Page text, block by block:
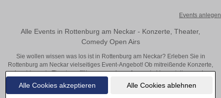
Alle Cookies akzeptieren Alle Cookies ablehnen
Events anlegen
Alle Events in Rottenburg am Neckar - Konzerte, Theater,
Comedy Open Airs
Sie wollen wissen was los ist in Rottenburg am Neckar? Erleben Sie in
Rottenburg am Neckar vielseitiges Event-Angebot! Ob mitreißende Konzerte,
inspirierende Theateraufführungen oder aufregende Veranstaltungen in
Rottenburg am Neckar – hier finden alles im Überblick und Tickets.